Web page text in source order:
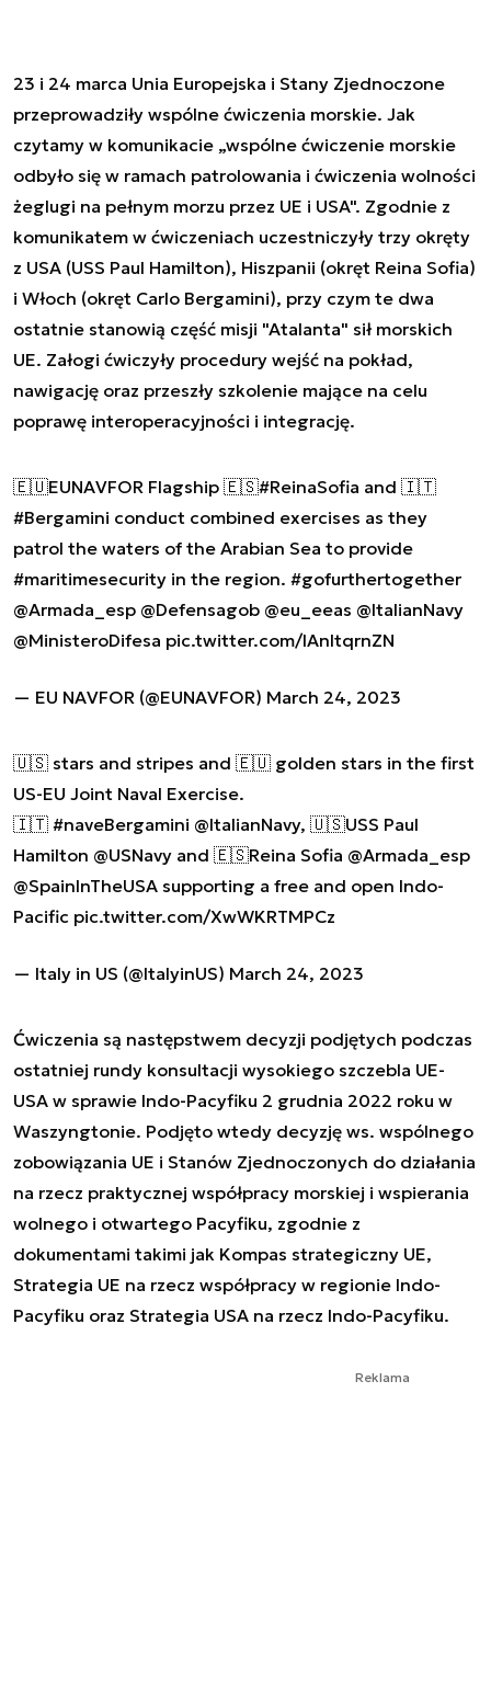
23 i 24 marca Unia Europejska i Stany Zjednoczone
przeprowadziły wspólne ćwiczenia morskie. Jak
czytamy w komunikacie „wspólne ćwiczenie morskie
odbyło się w ramach patrolowania i ćwiczenia wolności
żeglugi na pełnym morzu przez UE i USA". Zgodnie z
komunikatem w ćwiczeniach uczestniczyły trzy okręty
z USA (USS Paul Hamilton), Hiszpanii (okręt Reina Sofia)
i Włoch (okręt Carlo Bergamini), przy czym te dwa
ostatnie stanowią część misji "Atalanta" sił morskich
UE. Załogi ćwiczyły procedury wejść na pokład,
nawigację oraz przeszły szkolenie mające na celu
poprawę interoperacyjności i integrację.
🇪🇺EUNAVFOR Flagship 🇪🇸#ReinaSofia and 🇮🇹
#Bergamini conduct combined exercises as they
patrol the waters of the Arabian Sea to provide
#maritimesecurity in the region. #gofurthertogether
@Armada_esp @Defensagob @eu_eeas @ItalianNavy
@MinisteroDifesa pic.twitter.com/lAnItqrnZN
— EU NAVFOR (@EUNAVFOR) March 24, 2023
🇺🇸 stars and stripes and 🇪🇺 golden stars in the first
US-EU Joint Naval Exercise.
🇮🇹 #naveBergamini @ItalianNavy, 🇺🇸USS Paul
Hamilton @USNavy and 🇪🇸Reina Sofia @Armada_esp
@SpainInTheUSA supporting a free and open Indo-
Pacific pic.twitter.com/XwWKRTMPCz
— Italy in US (@ItalyinUS) March 24, 2023
Ćwiczenia są następstwem decyzji podjętych podczas
ostatniej rundy konsultacji wysokiego szczebla UE-
USA w sprawie Indo-Pacyfiku 2 grudnia 2022 roku w
Waszyngtonie. Podjęto wtedy decyzję ws. wspólnego
zobowiązania UE i Stanów Zjednoczonych do działania
na rzecz praktycznej współpracy morskiej i wspierania
wolnego i otwartego Pacyfiku, zgodnie z
dokumentami takimi jak Kompas strategiczny UE,
Strategia UE na rzecz współpracy w regionie Indo-
Pacyfiku oraz Strategia USA na rzecz Indo-Pacyfiku.
Reklama